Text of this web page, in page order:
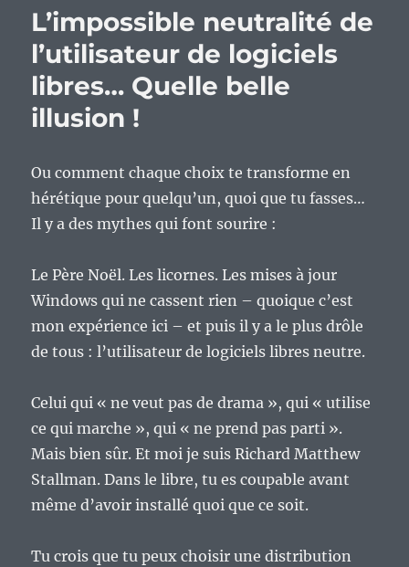
L’impossible neutralité de
l’utilisateur de logiciels
libres… Quelle belle
illusion !
Ou comment chaque choix te transforme en
hérétique pour quelqu’un, quoi que tu fasses…
Il y a des mythes qui font sourire :
Le Père Noël. Les licornes. Les mises à jour
Windows qui ne cassent rien – quoique c’est
mon expérience ici – et puis il y a le plus drôle
de tous : l’utilisateur de logiciels libres neutre.
Celui qui « ne veut pas de drama », qui « utilise
ce qui marche », qui « ne prend pas parti ».
Mais bien sûr. Et moi je suis Richard Matthew
Stallman. Dans le libre, tu es coupable avant
même d’avoir installé quoi que ce soit.
Tu crois que tu peux choisir une distribution